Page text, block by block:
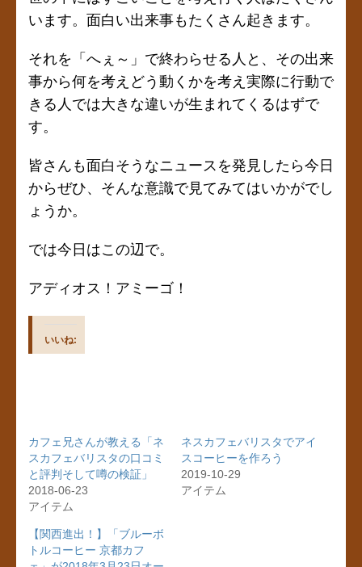
います。面白い出来事もたくさん起きます。
それを「へぇ～」で終わらせる人と、その出来
事から何を考えどう動くかを考え実際に行動で
きる人では大きな違いが生まれてくるはずで
す。
皆さんも面白そうなニュースを発見したら今日
からぜひ、そんな意識で見てみてはいかがでし
ょうか。
では今日はこの辺で。
アディオス！アミーゴ！
いいね:
カフェ兄さんが教える「ネ
スカフェバリスタの口コミ
と評判そして噂の検証」
2018-06-23
アイテム
ネスカフェバリスタでアイ
スコーヒーを作ろう
2019-10-29
アイテム
【関西進出！】「ブルーボ
トルコーヒー 京都カフ